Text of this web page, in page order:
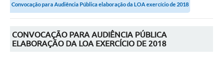
Secretarias
Leis e Decretos
Convocação para Audiência Pública elaboração da LOA exercício de 2018
CONVOCAÇÃO PARA AUDIÊNCIA PÚBLICA
ELABORAÇÃO DA LOA EXERCÍCIO DE 2018